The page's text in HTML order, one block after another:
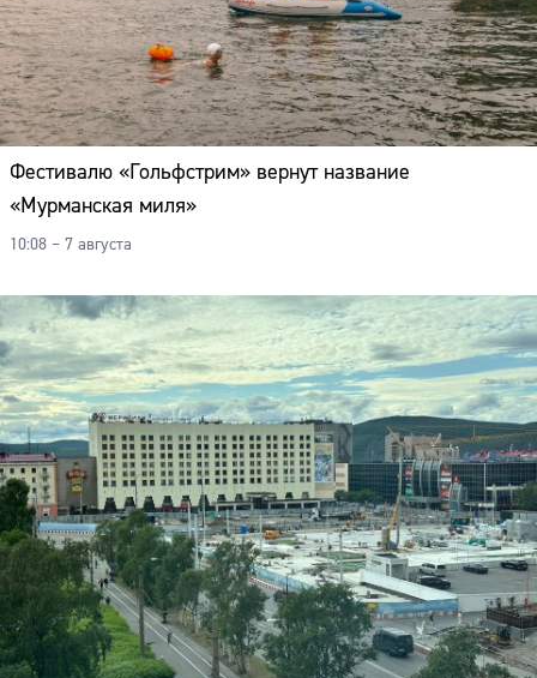
Фестивалю «Гольфстрим» вернут название
«Мурманская миля»
10:08 – 7 августа